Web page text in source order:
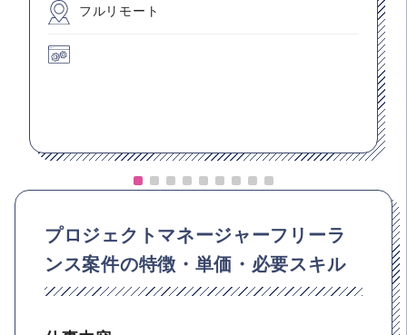
フルリモート
プロジェクトマネージャーフリーラ
ンス案件の特徴・単価・必要スキル